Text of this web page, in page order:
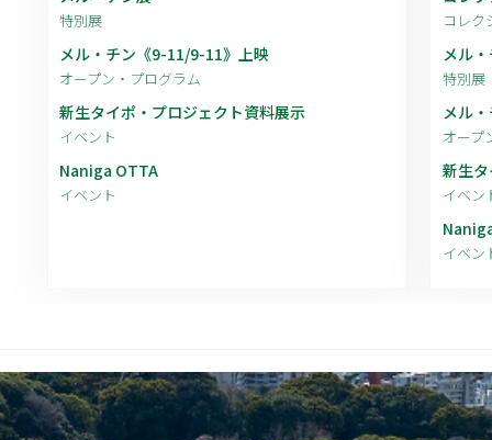
特別展
メル・チン《9-11/9-11》上映
オープン・プログラム
新生タイポ・プロジェクト資料展示
イベント
Naniga OTTA
イベント
コレク
メル
特別展
メル
オープ
新生
イベン
イベン